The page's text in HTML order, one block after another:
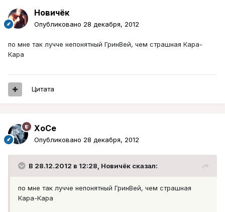
Новичёк
Опубликовано 28 декабря, 2012
по мне так лучче непонятный ГринВей, чем страшная Кара-
Кара
Цитата
XoCe
Опубликовано 28 декабря, 2012
В 28.12.2012 в 12:28, Новичёк сказал:
по мне так лучче непонятный ГринВей, чем страшная
Кара-Кара